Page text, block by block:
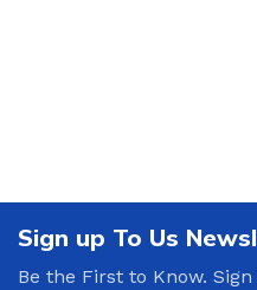
Sign up To Us
Be the First to Know.